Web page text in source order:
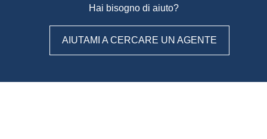
Hai bisogno di aiuto?
AIUTAMI A CERCARE UN AGENTE